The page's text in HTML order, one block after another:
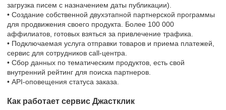
загрузка писем с назначением даты публикации).
• Создание собственной двухэтапной партнерской программы
для продвижения своего продукта. Более 100 000
аффилиатов, готовых взяться за привлечение трафика.
• Подключаемая услуга отправки товаров и приема платежей,
сервис для сотрудников call-центра.
• Сбор данных по тематическим продуктов, есть свой
внутренний рейтинг для поиска партнеров.
• API-оповещения статуса заказа.
Как работает сервис Джастклик